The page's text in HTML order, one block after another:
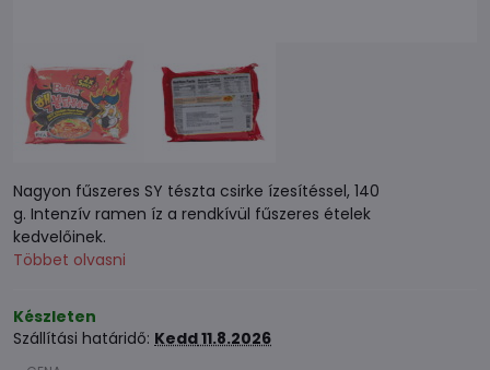
Nagyon fűszeres SY tészta csirke ízesítéssel, 140
g. Intenzív ramen íz a rendkívül fűszeres ételek
kedvelőinek.
Többet olvasni
Készleten
Szállítási határidő: Kedd11.8.2026